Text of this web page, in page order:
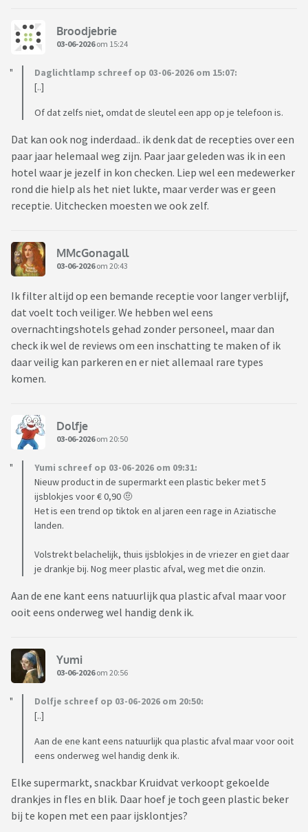
Broodjebrie
03-06-2026om 15:24
Daglichtlamp schreef op 03-06-2026 om 15:07:
[..]
Of dat zelfs niet, omdat de sleutel een app op je telefoon is.
Dat kan ook nog inderdaad.. ik denk dat de recepties over een
paar jaar helemaal weg zijn. Paar jaar geleden was ik in een
hotel waar je jezelf in kon checken. Liep wel een medewerker
rond die hielp als het niet lukte, maar verder was er geen
receptie. Uitchecken moesten we ook zelf.
MMcGonagall
03-06-2026om 20:43
Ik filter altijd op een bemande receptie voor langer verblijf,
dat voelt toch veiliger. We hebben wel eens
overnachtingshotels gehad zonder personeel, maar dan
check ik wel de reviews om een inschatting te maken of ik
daar veilig kan parkeren en er niet allemaal rare types
komen.
Dolfje
03-06-2026om 20:50
Yumi schreef op 03-06-2026 om 09:31:
Nieuw product in de supermarkt een plastic beker met 5
ijsblokjes voor € 0,90 🤨
Het is een trend op tiktok en al jaren een rage in Aziatische
landen.
Volstrekt belachelijk, thuis ijsblokjes in de vriezer en giet daar
je drankje bij. Nog meer plastic afval, weg met die onzin.
Aan de ene kant eens natuurlijk qua plastic afval maar voor
ooit eens onderweg wel handig denk ik.
Yumi
03-06-2026om 20:56
Dolfje schreef op 03-06-2026 om 20:50:
[..]
Aan de ene kant eens natuurlijk qua plastic afval maar voor ooit
eens onderweg wel handig denk ik.
Elke supermarkt, snackbar Kruidvat verkoopt gekoelde
drankjes in fles en blik. Daar hoef je toch geen plastic beker
bij te kopen met een paar ijsklontjes?